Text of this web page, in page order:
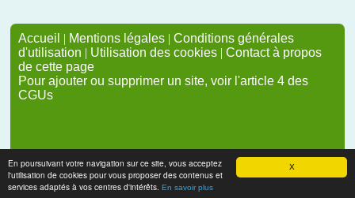
X
En poursuivant votre navigation sur ce site, vous acceptez
l'utilisation de cookies pour vous proposer des contenus et
services adaptés à vos centres d'intérêts. En savoir plus
Accueil | Mentions légales | Conditions générales
d'utilisation | Utilisation des cookies | Contact à propos
de cette page
Pour ajouter ou supprimer un site, voir l'article 4 des
CGUs